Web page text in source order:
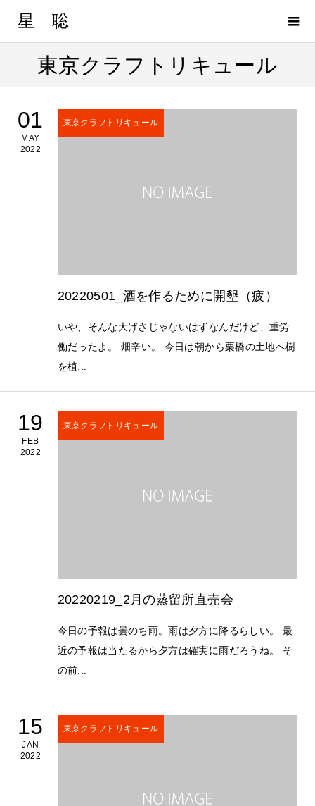
星 聡
東京クラフトリキュール
01
MAY
2022
東京クラフトリキュール
20220501_酒を作るために開墾（疲）
いや、そんな大げさじゃないはずなんだけど、重労
働だったよ。 畑辛い。 今日は朝から栗橋の土地へ樹
を植...
19
FEB
2022
東京クラフトリキュール
20220219_2月の蒸留所直売会
今日の予報は曇のち雨。雨は夕方に降るらしい。 最
近の予報は当たるから夕方は確実に雨だろうね。 そ
の前...
15
JAN
2022
東京クラフトリキュール